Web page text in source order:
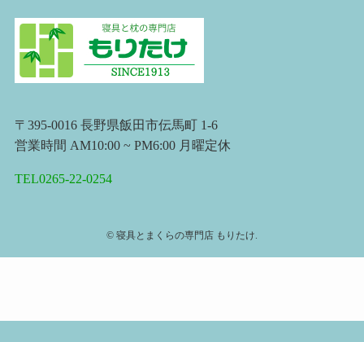
〒395-0016 長野県飯田市伝馬町 1-6
営業時間 AM10:00 ~ PM6:00 月曜定休
TEL0265-22-0254
© 寝具とまくらの専門店 もりたけ.